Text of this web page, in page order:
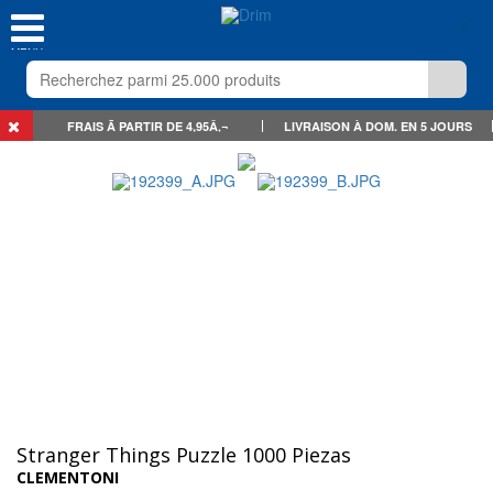
MENU
FRAIS Ã PARTIR DE 4,95Â‚¬ LIVRAISON À DOM. EN 5 JOURS
Stranger Things Puzzle 1000 Piezas
CLEMENTONI